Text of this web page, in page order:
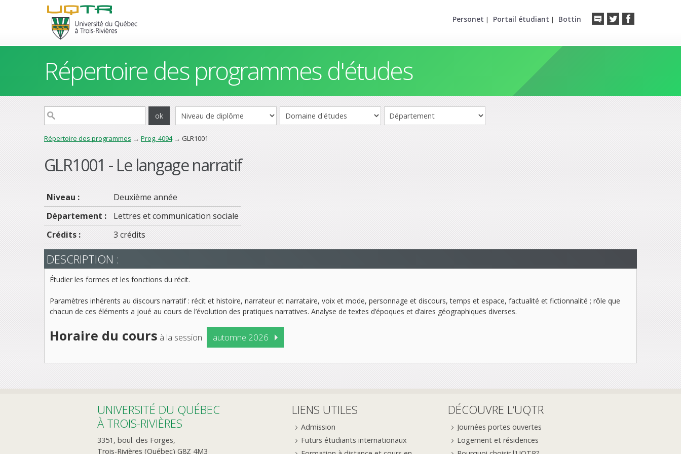
Personet | Portail étudiant | Bottin
Répertoire des programmes d'études
Répertoire des programmes → Prog. 4094→ GLR1001
GLR1001 - Le langage narratif
Niveau :
Deuxième année
Département :
Lettres et communication sociale
Crédits :
3 crédits
DESCRIPTION :
Étudier les formes et les fonctions du récit.
Paramètres inhérents au discours narratif : récit et histoire, narrateur et narrataire, voix et mode, personnage et discours, temps et espace, factualité et fictionnalité ; rôle que
chacun de ces éléments a joué au cours de l’évolution des pratiques narratives. Analyse de textes d’époques et d’aires géographiques diverses.
Horaire du cours à la session automne 2026
UNIVERSITÉ DU QUÉBEC
À TROIS-RIVIÈRES
3351, boul. des Forges,
Trois-Rivières (Québec) G8Z 4M3
LIENS UTILES
Admission
Futurs étudiants internationaux
DÉCOUVRE L’UQTR
Journées portes ouvertes
Logement et résidences